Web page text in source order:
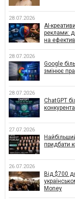
28.07.2026
AI-
реклами:
на
28.07.2026
Google
змінює
28.07.2026
ChatGPT
27.07.2026
придбати
26.07.2026
Від $700
Money